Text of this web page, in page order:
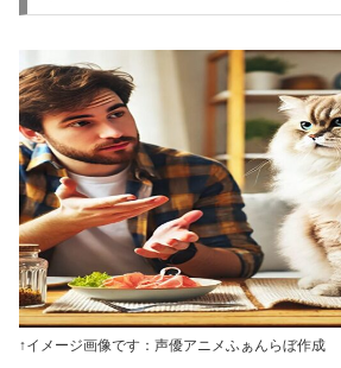
↑イメージ画像です：声優アニメふぁんらぼ作成